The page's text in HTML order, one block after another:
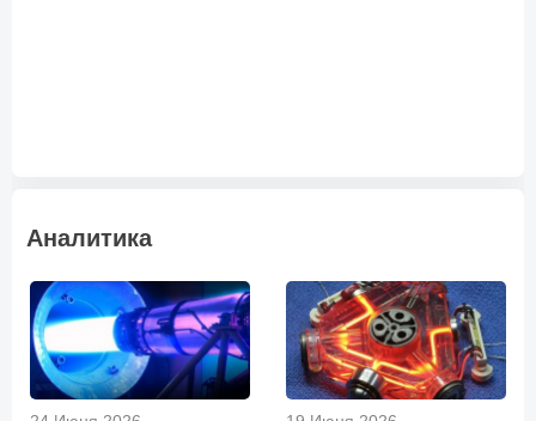
Аналитика